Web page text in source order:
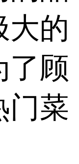
大的
了顾
门菜